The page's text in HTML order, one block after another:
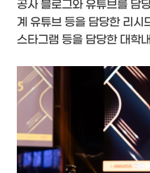
공사 블로그와 유튜브를 담
계 유튜브 등을 담당한 리시
스타그램 등을 담당한 대학